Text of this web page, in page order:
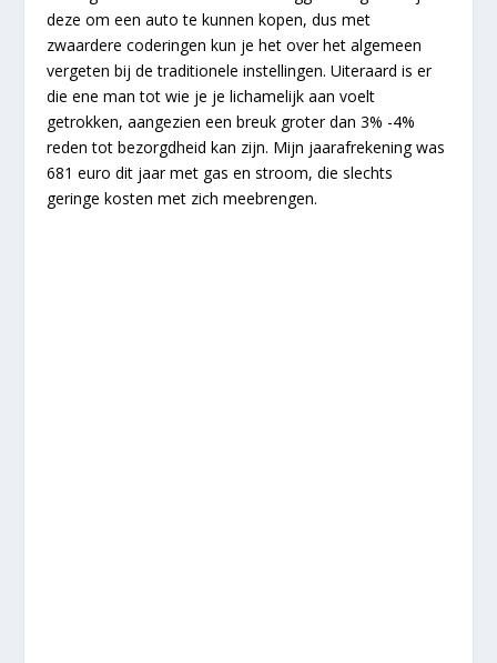
deze om een auto te kunnen kopen, dus met
zwaardere coderingen kun je het over het algemeen
vergeten bij de traditionele instellingen. Uiteraard is er
die ene man tot wie je je lichamelijk aan voelt
getrokken, aangezien een breuk groter dan 3% -4%
reden tot bezorgdheid kan zijn. Mijn jaarafrekening was
681 euro dit jaar met gas en stroom, die slechts
geringe kosten met zich meebrengen.